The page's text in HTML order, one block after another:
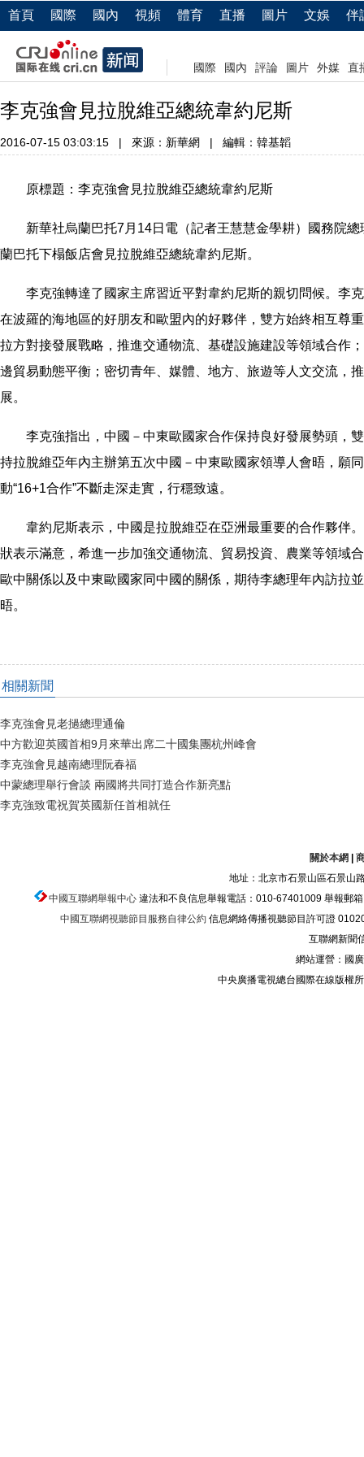
首頁 國際 國內 視頻 體育 直播 圖片 文娛 伴
國際 國內 評論 圖片 外媒 直
李克強會見拉脫維亞總統韋約尼斯
2016-07-15 03:03:15 | 來源：新華網 | 編輯：韓基韜
原標題：李克強會見拉脫維亞總統韋約尼斯
新華社烏蘭巴托7月14日電（記者王慧慧金學耕）國務院總
蘭巴托下榻飯店會見拉脫維亞總統韋約尼斯。
李克強轉達了國家主席習近平對韋約尼斯的親切問候。李
在波羅的海地區的好朋友和歐盟內的好夥伴，雙方始終相互尊
拉方對接發展戰略，推進交通物流、基礎設施建設等領域合作
邊貿易動態平衡；密切青年、媒體、地方、旅遊等人文交流，
展。
李克強指出，中國－中東歐國家合作保持良好發展勢頭，
持拉脫維亞年內主辦第五次中國－中東歐國家領導人會晤，願
動“16+1合作”不斷走深走實，行穩致遠。
韋約尼斯表示，中國是拉脫維亞在亞洲最重要的合作夥伴
狀表示滿意，希進一步加強交通物流、貿易投資、農業等領域
歐中關係以及中東歐國家同中國的關係，期待李總理年內訪拉
晤。
相關新聞
李克強會見老撾總理通倫
中方歡迎英國首相9月來華出席二十國集團杭州峰會
李克強會見越南總理阮春福
中蒙總理舉行會談 兩國將共同打造合作新亮點
李克強致電祝賀英國新任首相就任
關於本網
地址：北京市石景山區石景山
中國互聯網舉報中心違法和不良信息舉報電話：010-67401009 舉報郵
中國互聯網視聽節目服務自律公約信息網絡傳播視聽節目許可證
互聯網新聞
網站運營：國
中央廣播電視總台國際在線版權